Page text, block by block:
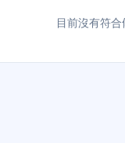
目前沒有符